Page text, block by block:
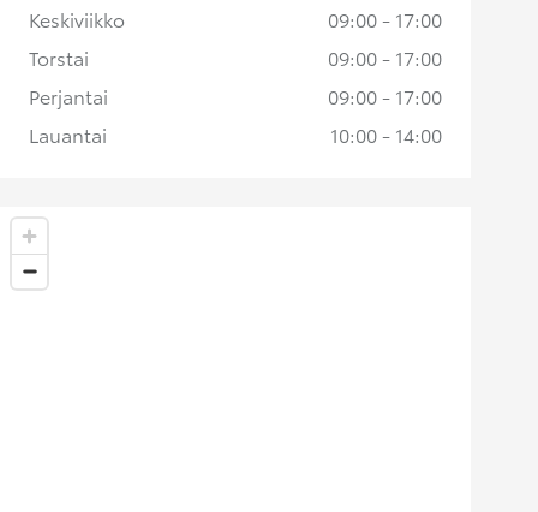
Keskiviikko
09:00 - 17:00
Torstai
09:00 - 17:00
Perjantai
09:00 - 17:00
Lauantai
10:00 - 14:00